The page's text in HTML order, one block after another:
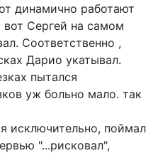
динамично работают
вот Сергей на самом
Соответственно ,
Дарио укатывал.
пытался
уж больно мало. так
исключительно, поймал
"...рисковал",